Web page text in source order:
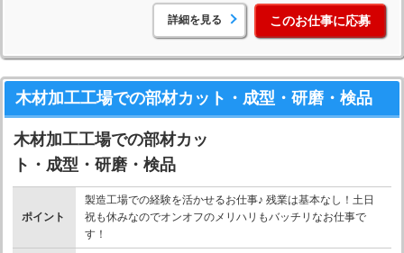
詳細を見る このお仕事に応募
木材加工工場での部材カット・成型・研磨・検品
木材加工工場での部材カッ
ト・成型・研磨・検品
ポイント
製造工場での経験を活かせるお仕事♪ 残業は基本なし！土日
祝も休みなのでオンオフのメリハリもバッチリなお仕事で
す！